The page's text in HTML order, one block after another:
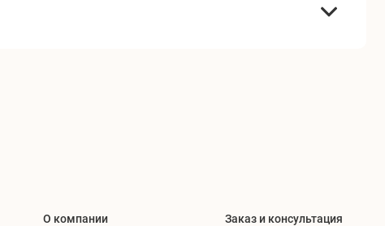
О компании
Заказ и консультация